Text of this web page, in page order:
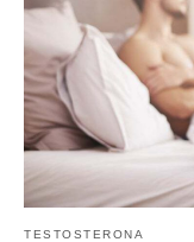
TESTOSTERONA